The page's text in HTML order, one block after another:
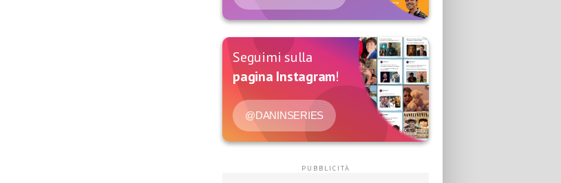
Seguimi sulla
pagina Instagram!
@DANINSERIES